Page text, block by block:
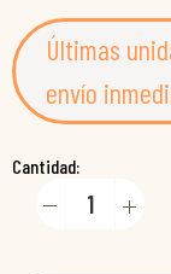
Últimas
envío
Cantidad: